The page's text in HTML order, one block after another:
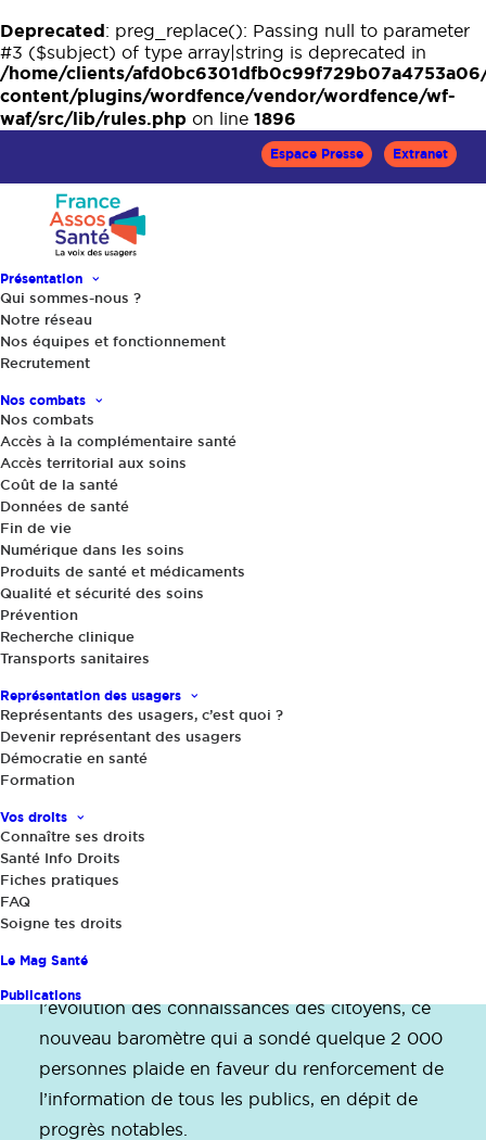
Deprecated: preg_replace(): Passing null to parameter
#3 ($subject) of type array|string is deprecated in
/home/clients/
content/plugins/wordfence/vendor/wordfence/wf-
waf/src/lib/rules.php on line 1896
Espace Presse Extranet
Présentation
Qui sommes-nous ?
Notre réseau
Nos équipes et fonctionnement
Recrutement
Nos combats
Nos combats
Accès à la complémentaire santé
Accès territorial aux soins
Coût de la santé
Données de santé
Fin de vie
Numérique dans les soins
Produits de santé et médicaments
Qualité et sécurité des soins
Prévention
Recherche clinique
Transports sanitaires
Représentation des usagers
Représentants des usagers, c’est quoi ?
Devenir représentant des usagers
Démocratie en santé
Formation
Vos droits
Connaître ses droits
Santé Info Droits
Fiches pratiques
FAQ
Soigne tes droits
Le Mag Santé
Publications
Accueil
Baromètre 2024 des données de santé : renforcer
l’information des citoyens
15 novembre 2024
Baromètre 2024 des données de santé
: renforcer l’information des citoyens
Coup de projecteur sur le 2e baromètre de
le Health Data Hub, avec la participation de
l’association, de la CNIL, de la DREES
(direction de la Recherche, des Études, de
l’Évaluation et des Statistiques ), de la DNS
l’évolution des connaissances des citoyens, ce
nouveau baromètre qui a sondé quelque 2 000
personnes plaide en faveur du renforcement de
l’information de tous les publics, en dépit de
progrès notables.